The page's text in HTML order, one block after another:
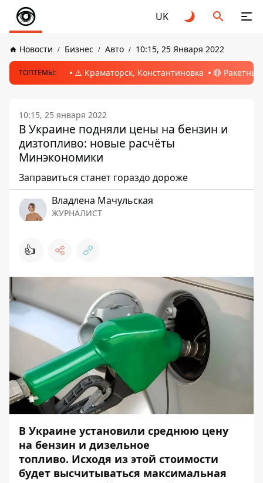
UK
Новости Бизнес Авто 10:15, 25 Января 2022
ТОПТЕМЫ: ⚠️ Краматорск, Константиновка 🔴
10:15, 25 января 2022
В Украине подняли цены на бензин и
дизтопливо: новые расчёты
Минэкономики
Заправиться станет гораздо дороже
Владлена Мачульская
ЖУРНАЛИСТ
👍
В Украине установили среднюю цену
на бензин и дизельное
топливо. Исходя из этой стоимости
будет высчитываться максимальная